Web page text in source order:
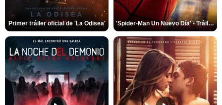
Primer tráiler oficial de 'La Odisea' 'Spider-Man Un Nuevo Día' - Tráiler oficial subtitulado